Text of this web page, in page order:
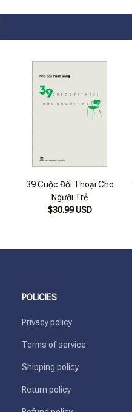
39 Cuộc Đối Thoại Cho
Người Trẻ
$30.99 USD
POLICIES
Privacy policy
Terms of service
Shipping policy
Return policy